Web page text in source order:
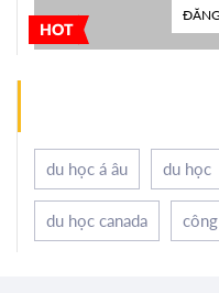
HOT
du học á âu du học
du học canada